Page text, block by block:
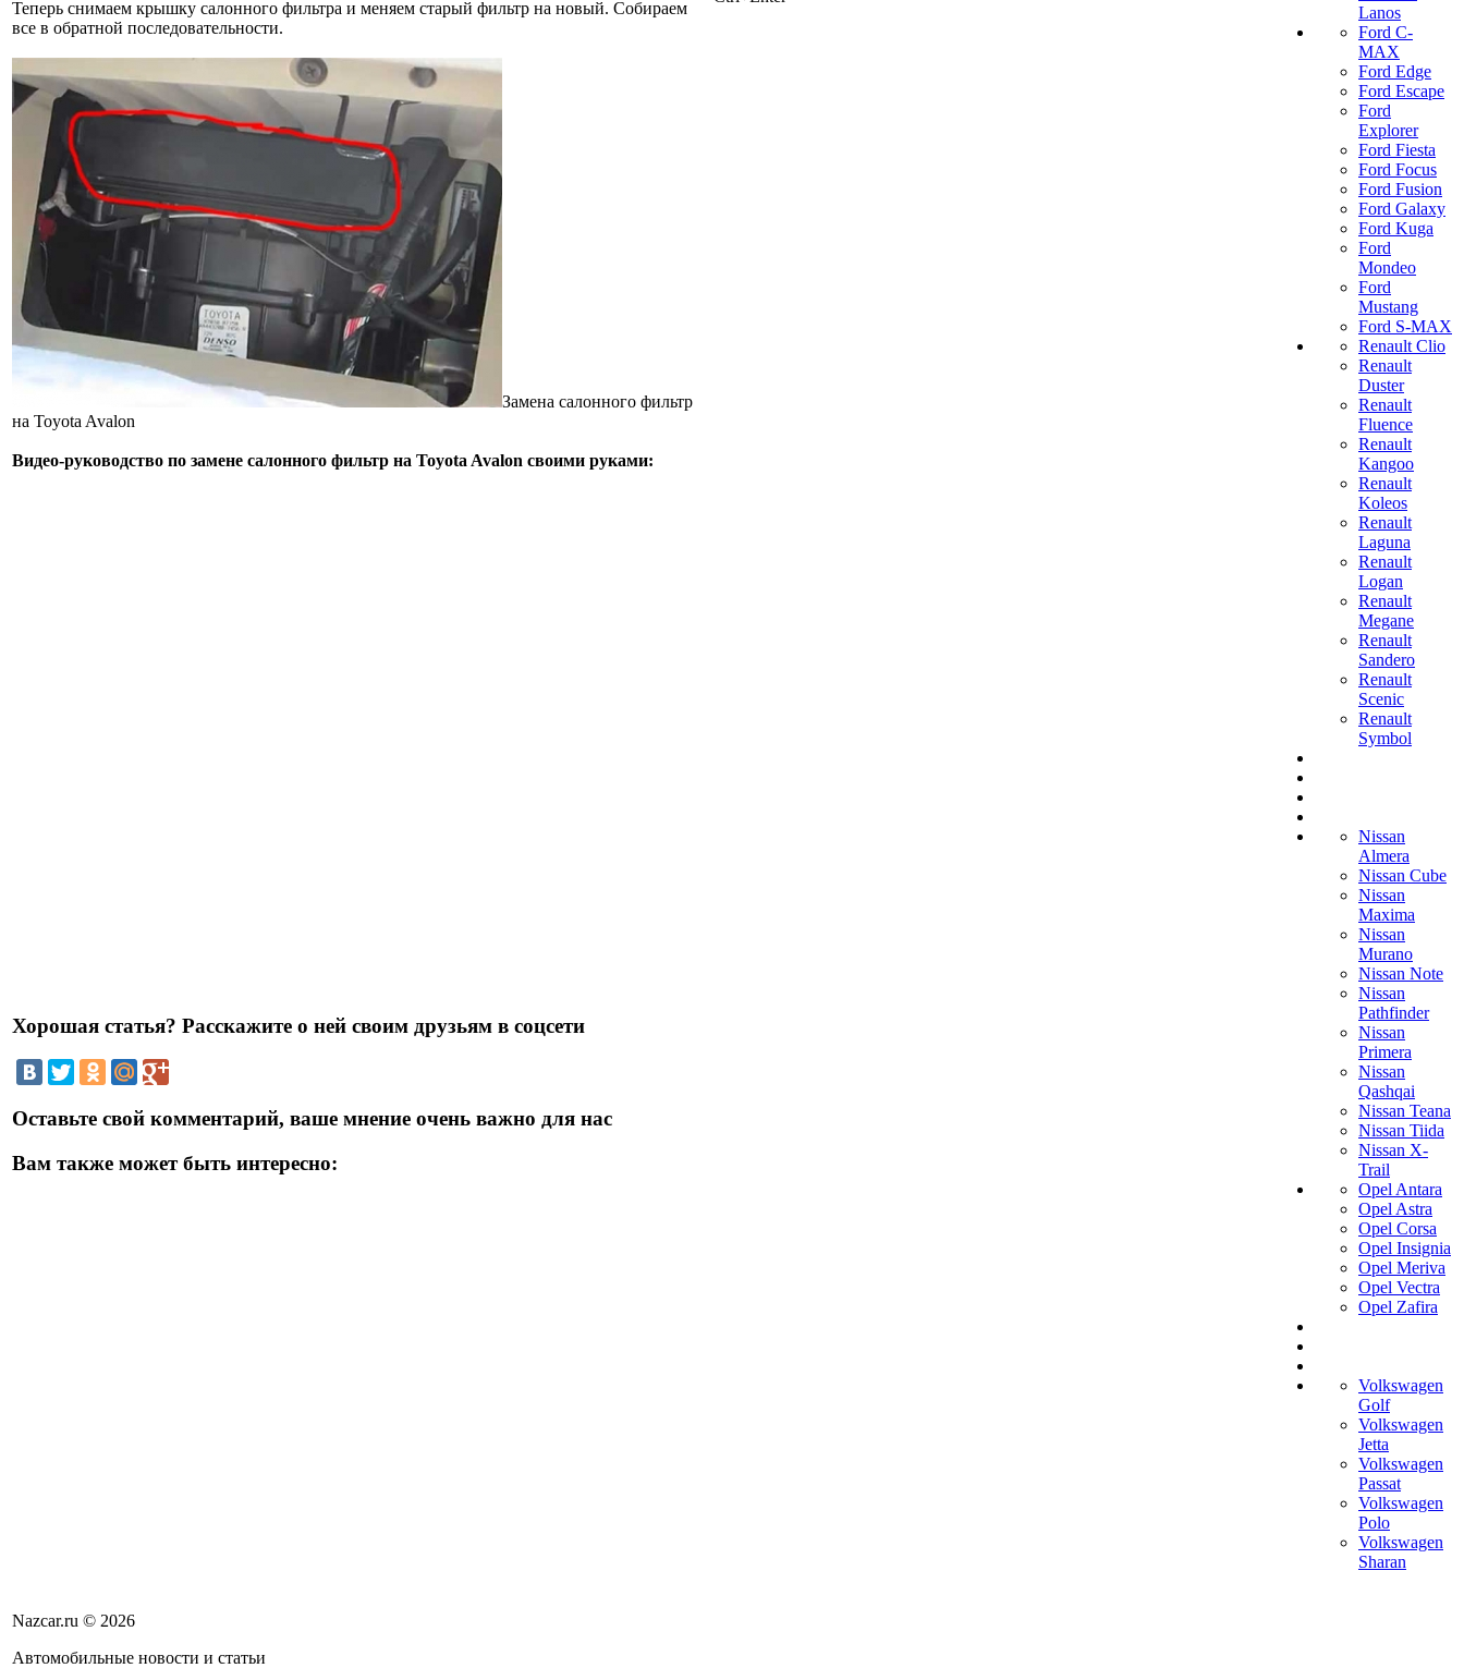
Теперь снимаем крышку салонного фильтра и меняем старый фильтр на новый. Собираем
все в обратной последовательности.
Замена салонного фильтр
на Toyota Avalon
Видео-руководство по замене салонного фильтр на Toyota Avalon своими руками:
Хорошая статья? Расскажите о ней своим друзьям в соцсети
Оставьте свой комментарий, ваше мнение очень важно для нас
Вам также может быть интересно:
Lanos
Ford C-
MAX
Ford Edge
Ford Escape
Ford
Explorer
Ford Fiesta
Ford Focus
Ford Fusion
Ford Galaxy
Ford Kuga
Ford
Mondeo
Ford
Mustang
Ford S-MAX
Renault Clio
Renault
Duster
Renault
Fluence
Renault
Kangoo
Renault
Koleos
Renault
Laguna
Renault
Logan
Renault
Megane
Renault
Sandero
Renault
Scenic
Renault
Symbol
Nissan
Almera
Nissan Cube
Nissan
Maxima
Nissan
Murano
Nissan Note
Nissan
Pathfinder
Nissan
Primera
Nissan
Qashqai
Nissan Teana
Nissan Tiida
Nissan X-
Trail
Opel Antara
Opel Astra
Opel Corsa
Opel Insignia
Opel Meriva
Opel Vectra
Opel Zafira
Volkswagen
Golf
Volkswagen
Jetta
Volkswagen
Passat
Volkswagen
Polo
Volkswagen
Sharan
Nazcar.ru © 2026
Автомобильные новости и статьи